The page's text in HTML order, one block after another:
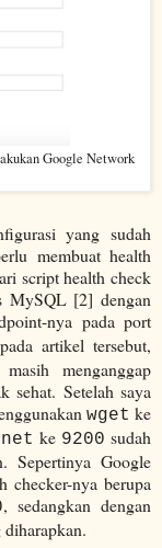
Google Network
yang sudah
membuat health
script health check
MySQL [2] dengan
nya pada port
artikel tersebut,
menganggap
Setelah saya
wget ke
ke 9200 sudah
Sepertinya Google
checker-nya berupa
, sedangkan dengan